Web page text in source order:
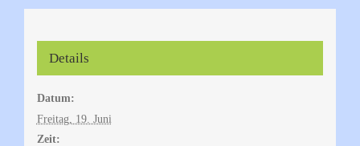
Details
Datum:
Freitag, 19. Juni
Zeit: